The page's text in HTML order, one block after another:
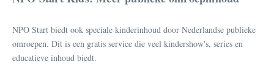
NPO Start biedt ook speciale kinderinhoud door Nederlandse publieke
omroepen. Dit is een gratis service die veel kindershow's, series en
educatieve inhoud biedt.